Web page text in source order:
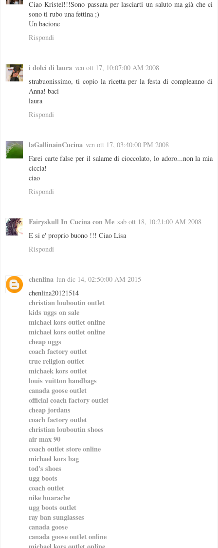
Ciao Kristel!!!Sono passata per lasciarti un saluto ma già che ci
sono ti rubo una fettina ;)
Un bacione
Rispondi
i dolci di laura ven ott 17, 10:07:00 AM 2008
strabuonissimo, ti copio la ricetta per la festa di compleanno di
Anna! baci
laura
Rispondi
laGallinainCucina ven ott 17, 03:40:00 PM 2008
Farei carte false per il salame di cioccolato, lo adoro...non la mia
ciccia!
ciao
Rispondi
Fairyskull In Cucina con Me sab ott 18, 10:21:00 AM 2008
E si e' proprio buono !!! Ciao Lisa
Rispondi
chenlina lun dic 14, 02:50:00 AM 2015
chenlina20121514
christian louboutin outlet
kids uggs on sale
michael kors outlet online
michael kors outlet online
cheap uggs
coach factory outlet
true religion outlet
michaek kors outlet
louis vuitton handbags
canada goose outlet
official coach factory outlet
cheap jordans
coach factory outlet
christian louboutin shoes
air max 90
coach outlet store online
michael kors bag
tod's shoes
ugg boots
coach outlet
nike huarache
ugg boots outlet
ray ban sunglasses
canada goose
canada goose outlet online